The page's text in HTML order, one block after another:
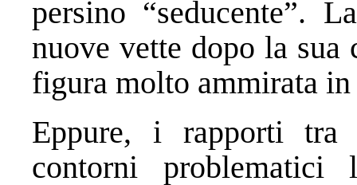
persino “seducente”.
nuove vette dopo la
figura molto ammirata
Eppure, i rapporti tra
contorni